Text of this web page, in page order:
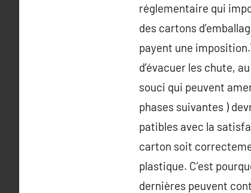
réglementaire qui
des cartons
payent une
d’évacuer les chute,
souci qui peuvent
phases suivantes )
patibles avec la
carton soit
plastique. C’est
dernières peuvent